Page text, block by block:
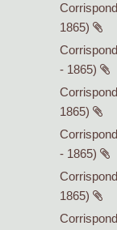
1865)
- 1865)
1865)
- 1865)
1865)